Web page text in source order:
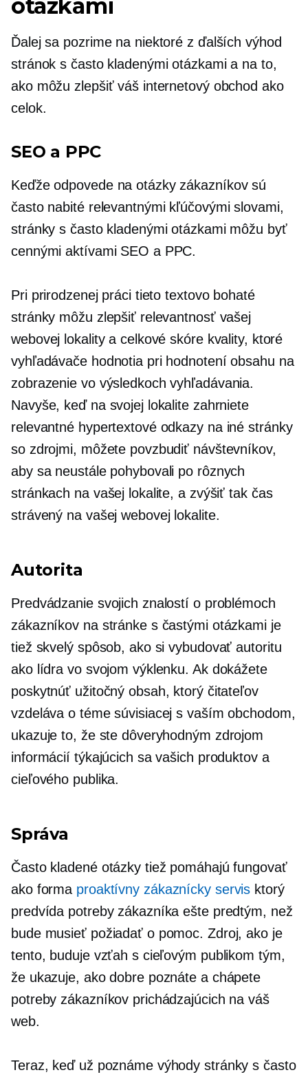
otázkami
Ďalej sa pozrime na niektoré z ďalších výhod
stránok s často kladenými otázkami a na to,
ako môžu zlepšiť váš internetový obchod ako
celok.
SEO a PPC
Keďže odpovede na otázky zákazníkov sú
často nabité relevantnými kľúčovými slovami,
stránky s často kladenými otázkami môžu byť
cennými aktívami SEO a PPC.
Pri prirodzenej práci tietotextovo bohaté
stránky môžu zlepšiť relevantnosť vašej
webovej lokality a celkové skóre kvality, ktoré
vyhľadávače hodnotia pri hodnotení obsahu na
zobrazenie vo výsledkoch vyhľadávania.
Navyše, keď na svojej lokalite zahrniete
relevantné hypertextové odkazy na iné stránky
so zdrojmi, môžete povzbudiť návštevníkov,
aby sa neustále pohybovali po rôznych
stránkach na vašej lokalite, a zvýšiť tak čas
strávený na vašej webovej lokalite.
Autorita
Predvádzanie svojich znalostí o problémoch
zákazníkov na stránke s častými otázkami je
tiež skvelý spôsob, ako si vybudovať autoritu
ako lídra vo svojom výklenku. Ak dokážete
poskytnúť užitočný obsah, ktorý čitateľov
vzdeláva o téme súvisiacej s vaším obchodom,
ukazuje to, že ste dôveryhodným zdrojom
informácií týkajúcich sa vašich produktov a
cieľového publika.
Správa
Často kladené otázky tiež pomáhajú fungovať
ako forma proaktívny zákaznícky servis ktorý
predvída potreby zákazníka ešte predtým, než
bude musieť požiadať o pomoc. Zdroj, ako je
tento, buduje vzťah s cieľovým publikom tým,
že ukazuje, ako dobre poznáte a chápete
potreby zákazníkov prichádzajúcich na váš
web.
Teraz, keď už poznáme výhody stránky s často